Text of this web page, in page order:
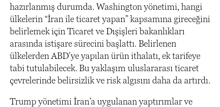
hazırlanmış durumda. Washington yönetimi, hangi
ülkelerin “İran ile ticaret yapan” kapsamına gireceğini
belirlemek için Ticaret ve Dışişleri bakanlıkları
arasında istişare sürecini başlattı. Belirlenen
ülkelerden ABD’ye yapılan ürün ithalatı, ek tarifeye
tabi tutulabilecek. Bu yaklaşım uluslararası ticaret
çevrelerinde belirsizlik ve risk algısını daha da artırdı.
Trump yönetimi İran’a uygulanan yaptırımlar ve